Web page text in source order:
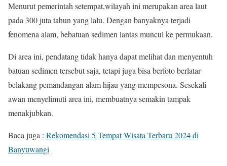
Menurut pemerintah setempat,wilayah ini merupakan area laut
pada 300 juta tahun yang lalu. Dengan banyaknya terjadi
fenomena alam, bebatuan sedimen lantas muncul ke permukaan.
Di area ini, pendatang tidak hanya dapat melihat dan menyentuh
batuan sedimen tersebut saja, tetapi juga bisa berfoto berlatar
belakang pemandangan alam hijau yang mempesona. Sesekali
awan menyelimuti area ini, membuatnya semakin tampak
menakjubkan.
Baca juga : Rekomendasi 5 Tempat Wisata Terbaru 2024 di
Banyuwangi